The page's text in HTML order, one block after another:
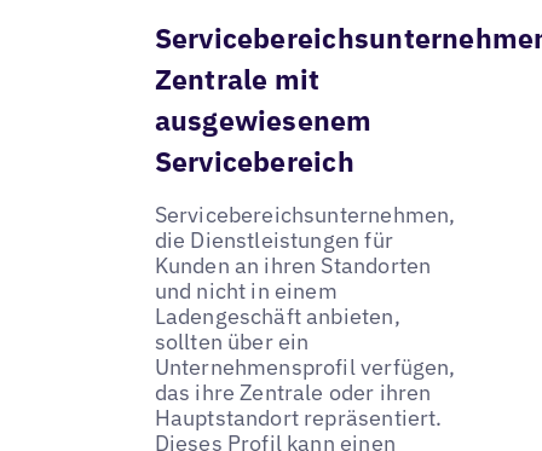
Zentrale mit
ausgewiesenem
Servicebereich
Servicebereichsunternehmen,
die Dienstleistungen für
Kunden an ihren Standorten
und nicht in einem
Ladengeschäft anbieten,
sollten über ein
Unternehmensprofil verfügen,
das ihre Zentrale oder ihren
Hauptstandort repräsentiert.
Dieses Profil kann einen